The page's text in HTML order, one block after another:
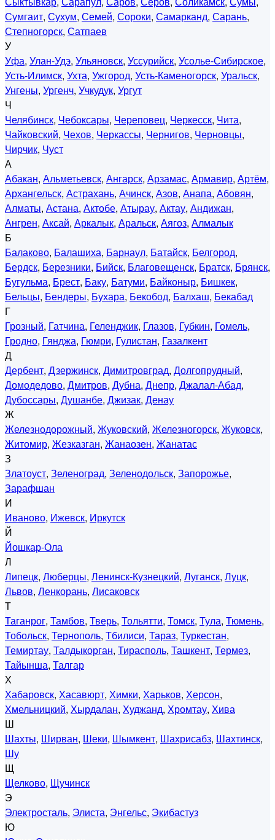
Сумгаит, Сухум, Семей, Сороки, Самарканд, Сарань,
Степногорск, Сатпаев
У
Уфа, Улан-Удэ, Ульяновск, Уссурийск, Усолье-Сибирское,
Усть-Илимск, Ухта, Ужгород, Усть-Каменогорск, Уральск,
Унгены, Ургенч, Учкудук, Ургут
Ч
Челябинск, Чебоксары, Череповец, Черкесск, Чита,
Чайковский, Чехов, Черкассы, Чернигов, Черновцы,
Чирчик, Чуст
А
Абакан, Альметьевск, Ангарск, Арзамас, Армавир, Артём,
Архангельск, Астрахань, Ачинск, Азов, Анапа, Абовян,
Алматы, Астана, Актобе, Атырау, Актау, Андижан,
Ангрен, Аксай, Аркалык, Аральск, Аягоз, Алмалык
Б
Балаково, Балашиха, Барнаул, Батайск, Белгород,
Бердск, Березники, Бийск, Благовещенск, Братск, Брянск,
Бугульма, Брест, Баку, Батуми, Байконыр, Бишкек,
Бельцы, Бендеры, Бухара, Бекобод, Балхаш, Бекабад
Г
Грозный, Гатчина, Геленджик, Глазов, Губкин, Гомель,
Гродно, Гянджа, Гюмри, Гулистан, Газалкент
Д
Дербент, Дзержинск, Димитровград, Долгопрудный,
Домодедово, Дмитров, Дубна, Днепр, Джалал-Абад,
Дубоссары, Душанбе, Джизак, Денау
Ж
Железнодорожный, Жуковский, Железногорск, Жуковск,
Житомир, Жезказган, Жанаозен, Жанатас
З
Златоуст, Зеленоград, Зеленодольск, Запорожье,
Зарафшан
И
Иваново, Ижевск, Иркутск
Й
Йошкар-Ола
Л
Липецк, Люберцы, Ленинск-Кузнецкий, Луганск, Луцк,
Львов, Ленкорань, Лисаковск
Т
Таганрог, Тамбов, Тверь, Тольятти, Томск, Тула, Тюмень,
Тобольск, Тернополь, Тбилиси, Тараз, Туркестан,
Темиртау, Талдыкорган, Тирасполь, Ташкент, Термез,
Тайынша, Талгар
Х
Хабаровск, Хасавюрт, Химки, Харьков, Херсон,
Хмельницкий, Хырдалан, Худжанд, Хромтау, Хива
Ш
Шахты, Ширван, Шеки, Шымкент, Шахрисабз, Шахтинск,
Шу
Щ
Щелково, Щучинск
Э
Электросталь, Элиста, Энгельс, Экибастуз
Ю